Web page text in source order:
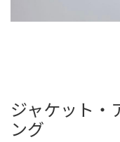
ジャケット・
ング